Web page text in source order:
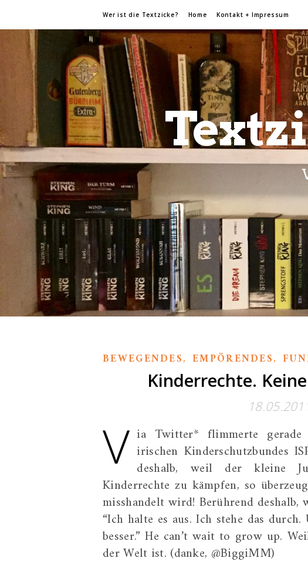
Wer ist die Textzicke? Home Kontakt + Impressum
BEWEGENDES, EMPÖRENDES,
Kinderrechte.
V ia Twitter* flimmerte gerade
irischen Kinderschutzbundes
deshalb, weil der kleine
Kinderrechte zu kämpfen, so
misshandelt wird! Berührend
“Ich halte es aus. Ich stehe das
besser.” He can’t wait to grow up.
der Welt ist. (danke, @BiggiMM)